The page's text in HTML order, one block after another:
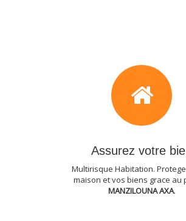
Assurez votre
Multirisque Habitation.
maison et vos biens grace au
MANZILOUNA AXA.